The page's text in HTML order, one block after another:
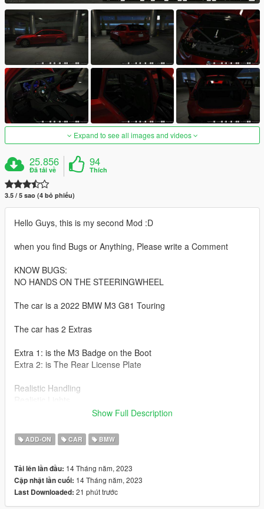
Expand to see all images and videos
25.856
Đã tải về
94
Thích
3.5 / 5 sao (4 bỏ phiếu)
Hello Guys, this is my second Mod :D
when you find Bugs or Anything, Please write a Comment
KNOW BUGS:
NO HANDS ON THE STEERINGWHEEL
The car is a 2022 BMW M3 G81 Touring
The car has 2 Extras
Extra 1: is the M3 Badge on the Boot
Extra 2: is The Rear License Plate
Realistic Handling
Features
- 4 Seats
- Low poly (good for FiveM)
- Unique Boot open style
CREDITS:
Show Full Description
ADD-ON CAR BMW
Tải lên lần đầu: 14 Tháng năm, 2023
Cập nhật lần cuối: 14 Tháng năm, 2023
Last Downloaded: 21 phút trước